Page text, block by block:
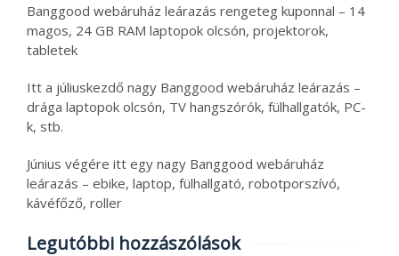
Banggood webáruház leárazás rengeteg kuponnal – 14
magos, 24 GB RAM laptopok olcsón, projektorok,
tabletek
Itt a júliuskezdő nagy Banggood webáruház leárazás –
drága laptopok olcsón, TV hangszórók, fülhallgatók, PC-
k, stb.
Június végére itt egy nagy Banggood webáruház
leárazás – ebike, laptop, fülhallgató, robotporszívó,
kávéfőző, roller
Legutóbbi hozzászólások